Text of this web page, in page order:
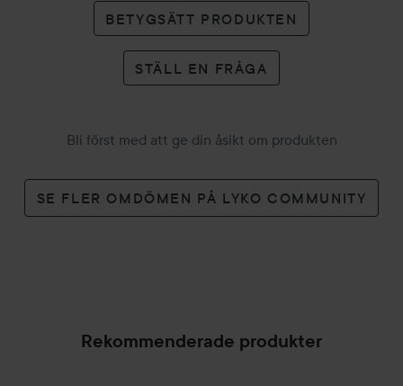
BETYGSÄTT PRODUKTEN
STÄLL EN FRÅGA
Bli först med att ge din åsikt om produkten
SE FLER OMDÖMEN PÅ LYKO COMMUNITY
Rekommenderade produkter